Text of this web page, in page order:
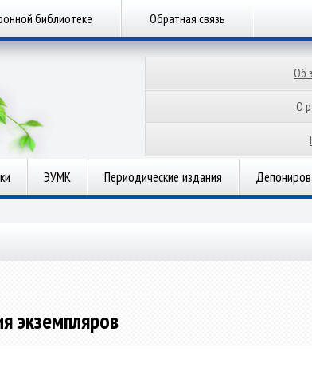
библиотеке Обратная связь
Об
О
ЭУМК Периодические издания
экземпляров